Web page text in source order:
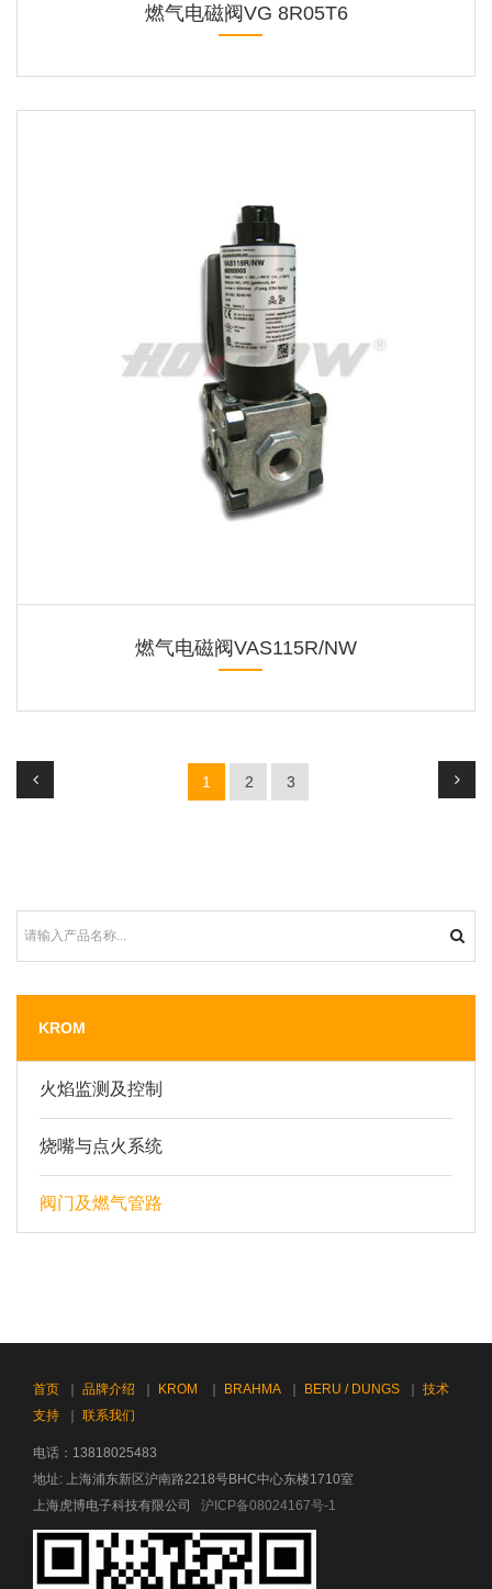
燃气电磁阀VG 8R05T6
燃气电磁阀VAS115R/NW
1 2 3
KROM
火焰监测及控制
烧嘴与点火系统
阀门及燃气管路
首页 ｜ 品牌介绍 ｜ KROM ｜ BRAHMA ｜ BERU / DUNGS ｜ 技术
支持 ｜ 联系我们
电话：13818025483
地址: 上海浦东新区沪南路2218号BHC中心东楼1710室
上海虎博电子科技有限公司 沪ICP备08024167号-1